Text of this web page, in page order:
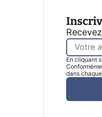
En cliquant
dans